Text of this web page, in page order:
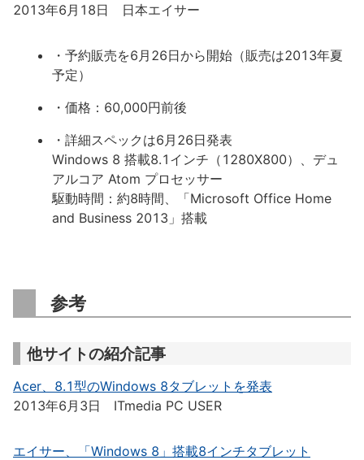
2013年6月18日 日本エイサー
・予約販売を6月26日から開始（販売は2013年夏
予定）
・価格：60,000円前後
・詳細スペックは6月26日発表
Windows 8 搭載8.1インチ（1280X800）、デュ
アルコア Atom プロセッサー
駆動時間：約8時間、「Microsoft Office Home
and Business 2013」搭載
参考
他サイトの紹介記事
Acer、8.1型のWindows 8タブレットを発表
2013年6月3日 ITmedia PC USER
エイサー、「Windows 8」搭載8インチタブレット